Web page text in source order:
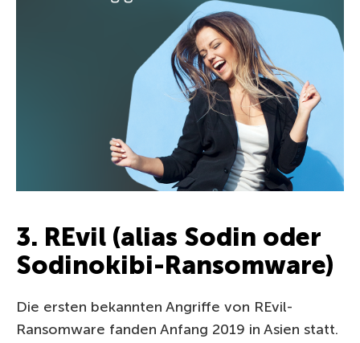
3. REvil (alias Sodin oder
Sodinokibi-Ransomware)
Die ersten bekannten Angriffe von REvil-
Ransomware fanden Anfang 2019 in Asien statt.